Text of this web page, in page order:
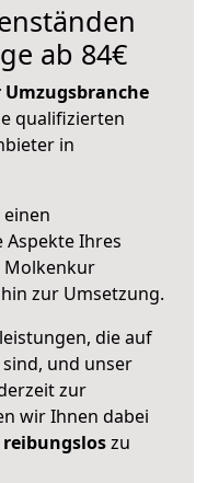
ab 84€
Umzugsbranche
qualifizierten
in
Aspekte Ihres
Molkenkur
zur Umsetzung.
die auf
und unser
zur
wir Ihnen dabei
zu